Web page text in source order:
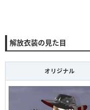
解放衣装の見た目
オリジナル